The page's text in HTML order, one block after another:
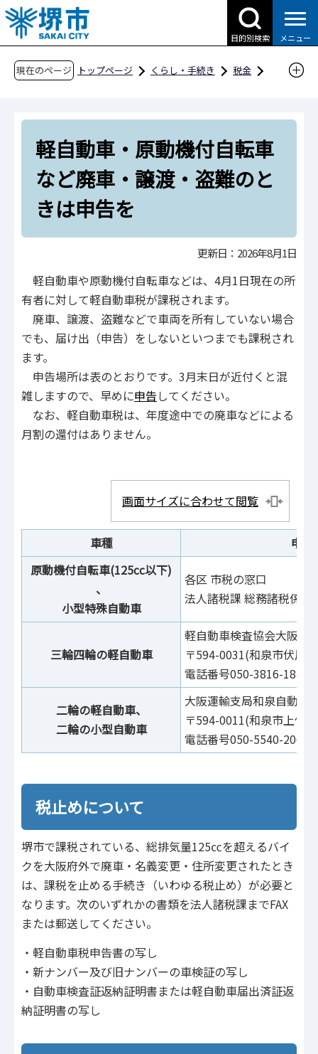
こ
の
ペ
目的別検索 メニュー
現在のページ トップページ くらし・手続き
税金
軽自動車・原動機付自転車など廃車・譲渡・盗
難のときは申告を
軽自動車・原動機付自転車
など廃車・譲渡・盗難のと
きは申告を
更新日：2026年8月1日
軽自動車や原動機付自転車などは、4月1日現在の所
有者に対して軽自動車税が課税されます。
廃車、譲渡、盗難などで車両を所有していない場合
でも、届け出（申告）をしないといつまでも課税され
ます。
申告場所は表のとおりです。3月末日が近付くと混
雑しますので、早めに申告してください。
なお、軽自動車税は、年度途中での廃車などによる
月割の還付はありません。
画面サイズに合わせて閲覧
車種
申告
原動機付自転車(125cc以下)
、
小型特殊自動車
各区 市税の窓口
法人諸税課 総務諸税係
三輪四輪の軽自動車
軽自動車検査協会大阪主
〒594-0031(和泉市伏屋
電話番号050-3816-1842
二輪の軽自動車、
二輪の小型自動車
大阪運輸支局和泉自動車
〒594-0011(和泉市上代
電話番号050-5540-2060
税止めについて
堺市で課税されている、総排気量125㏄を超えるバイ
クを大阪府外で廃車・名義変更・住所変更されたとき
は、課税を止める手続き（いわゆる税止め）が必要と
なります。次のいずれかの書類を法人諸税課までFAX
または郵送してください。
・軽自動車税申告書の写し
・新ナンバー及び旧ナンバーの車検証の写し
・自動車検査証返納証明書または軽自動車届出済証返
納証明書の写し